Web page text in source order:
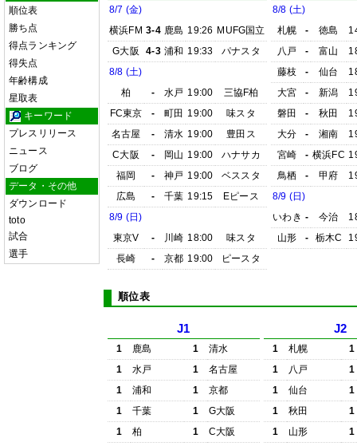
順位表
勝ち点
得点ランキング
得失点
年齢構成
星取表
キーワード
プレスリリース
ニュース
ブログ
データ・その他
ダウンロード
toto
試合
選手
8/7 (金)
横浜FM 3-4 鹿島 19:26 MUFG国立
G大阪
4-3 浦和 19:33
パナスタ
8/8 (土)
柏
- 水戸 19:00
三協F柏
FC東京
- 町田 19:00
味スタ
名古屋
- 清水 19:00
豊田ス
C大阪
- 岡山 19:00
ハナサカ
福岡
- 神戸 19:00
ベススタ
広島
- 千葉 19:15
Eピース
8/9 (日)
東京V
- 川崎 18:00
味スタ
長崎
- 京都 19:00 ピースタ
8/8 (土)
札幌
- 徳島
八戸
- 富山
藤枝
- 仙台
大宮
- 新潟
磐田
- 秋田
大分
- 湘南
宮崎
- 横浜FC
鳥栖
- 甲府
8/9 (日)
いわき - 今治
山形
- 栃木C
順位表
J1
1 鹿島 1
清水
1
水戸 1
名古屋
1
浦和 1
京都
1
千葉 1
G大阪
1
柏 1
C大阪
J2
1 札幌
1
1
八戸
1
1
仙台
1
1
秋田
1
1
山形
1